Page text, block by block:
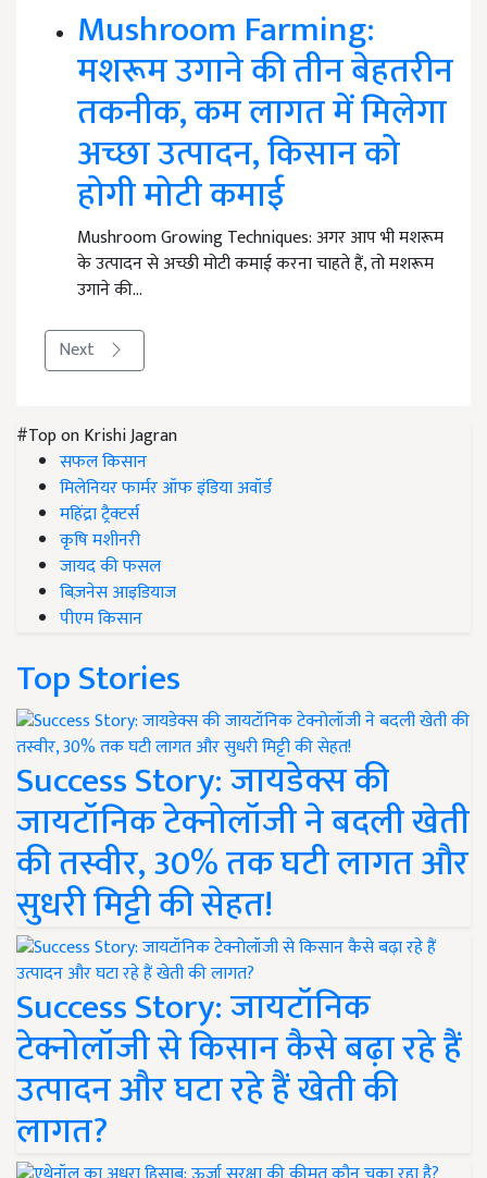
Mushroom Farming:
मशरूम उगाने की तीन बेहतरीन
तकनीक, कम लागत में मिलेगा
अच्छा उत्पादन, किसान को
होगी मोटी कमाई
Mushroom Growing Techniques: अगर आप भी मशरूम
के उत्पादन से अच्छी मोटी कमाई करना चाहते हैं, तो मशरूम
उगाने की…
Next
#Top on Krishi Jagran
सफल किसान
मिलेनियर फार्मर ऑफ इंडिया अवॉर्ड
महिंद्रा ट्रैक्टर्स
कृषि मशीनरी
जायद की फसल
बिज़नेस आइडियाज
पीएम किसान
Top Stories
Success Story: जायडेक्स की
जायटॉनिक टेक्नोलॉजी ने बदली खेती
की तस्वीर, 30% तक घटी लागत और
सुधरी मिट्टी की सेहत!
Success Story: जायटॉनिक
टेक्नोलॉजी से किसान कैसे बढ़ा रहे हैं
उत्पादन और घटा रहे हैं खेती की
लागत?